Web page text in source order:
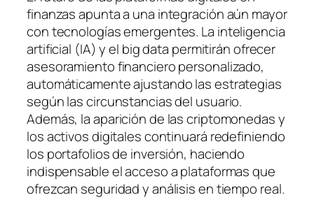
finanzas apunta a una integración aún mayor
con tecnologías emergentes. La inteligencia
artificial (IA) y el big data permitirán ofrecer
asesoramiento financiero personalizado,
automáticamente ajustando las estrategias
según las circunstancias del usuario.
Además, la aparición de las criptomonedas y
los activos digitales continuará redefiniendo
los portafolios de inversión, haciendo
indispensable el acceso a plataformas que
ofrezcan seguridad y análisis en tiempo real.